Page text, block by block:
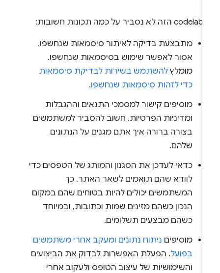
מתבצעת בדיקה לאיתור סיסמאות שנחשפו.
אסור לאפשר שימוש בסיסמאות שנחשפו.
מומלץלהשתמש בשירות לבדיקת סיסמאות
כדי לזהות סיסמאות שנחשפו.
מוסיפים קישור למסמכי התנאים וההגבלות
ומדיניות הפרטיות. חשוב להסביר למשתמשים
בצורה ברורה איך אתם מגנים על הנתונים
שלהם.
כדאי לעדכן את הסגנון והמותג של הטפסים כדי
לוודא שהם תואמים לשאר האתר. כך
המשתמשים יכולים להיות בטוחים שהם במקום
הנכון כשהם מזינים שמות וכתובות, ובמיוחד
כשהם מבצעים תשלומים.
מוסיפיםניתוח נתונים ומעקב אחרי משתמשים
בפועל. הפעלת האפשרות לבדוק את הביצועים
והשימושיות של עיצוב הטופס ולעקוב אחרי